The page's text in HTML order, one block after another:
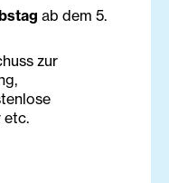
ab dem 5.
zur
etc.